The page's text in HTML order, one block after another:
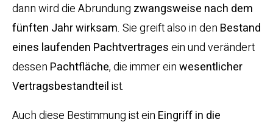
dann wird die Abrundung zwangsweise nach dem
fünften Jahr wirksam. Sie greift also in den Bestand
eines laufenden Pachtvertragesein und verändert
dessen Pachtfläche, die immer einwesentlicher
Vertragsbestandteilist.
Auch diese Bestimmung ist ein Eingriff in die